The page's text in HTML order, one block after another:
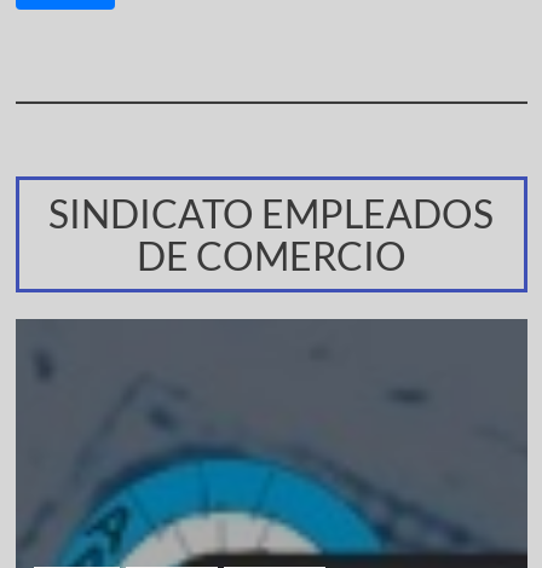
SINDICATO EMPLEADOS
DE COMERCIO